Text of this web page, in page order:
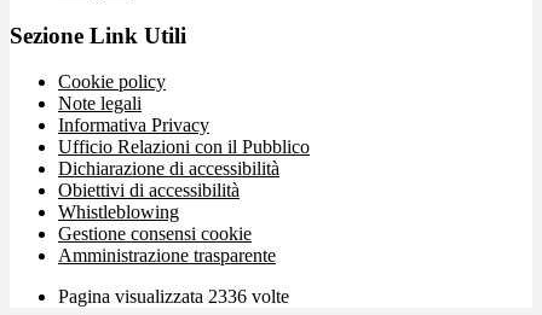
Sezione Link Utili
Cookie policy
Note legali
Informativa Privacy
Ufficio Relazioni con il Pubblico
Dichiarazione di accessibilità
Obiettivi di accessibilità
Whistleblowing
Gestione consensi cookie
Amministrazione trasparente
Pagina visualizzata 2336 volte